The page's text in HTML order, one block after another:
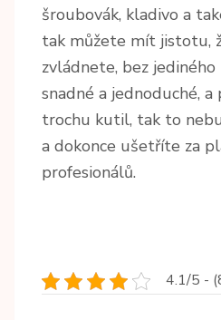
šroubovák, kladivo a
tak můžete mít jistotu,
zvládnete, bez
snadné a jednoduché,
trochu kutil, tak to
a dokonce ušetříte za
profesionálů.
4.1/5 -